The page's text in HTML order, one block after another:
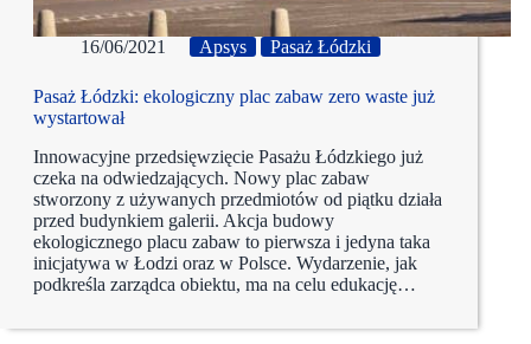
16/06/2021 Apsys Pasaż Łódzki
Pasaż Łódzki: ekologiczny plac zabaw zero waste już
wystartował
Innowacyjne przedsięwzięcie Pasażu Łódzkiego już
czeka na odwiedzających. Nowy plac zabaw
stworzony z używanych przedmiotów od piątku działa
przed budynkiem galerii. Akcja budowy
ekologicznego placu zabaw to pierwsza i jedyna taka
inicjatywa w Łodzi oraz w Polsce. Wydarzenie, jak
podkreśla zarządca obiektu, ma na celu edukację…